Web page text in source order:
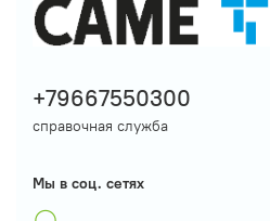
+79667550300
справочная служба
Мы в соц. сетях